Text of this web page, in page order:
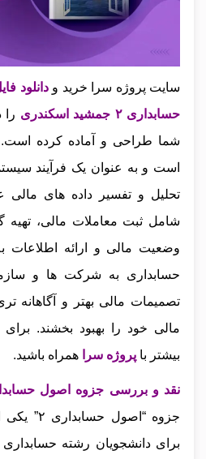
سایت پروژه سرا خرید و دانلود
حسابداری ۲ جمشید اسکندری
شما طراحی و آماده کرده است.
است و به عنوان یک فرآیند
تحلیل و تفسیر داده‌ های مالی
شامل ثبت معاملات مالی، تهیه
وضعیت مالی و ارائه اطلاعات
حسابداری به شرکت‌ ها و
تصمیمات مالی بهتر و آگاهانه‌
مالی خود را بهبود بخشند. برای
بیشتر با پروژه سرا همراه باشید.
نقد و بررسی جزوه اصول حسابداری ۲ جمشید
جزوه
“اصول
برای دانشجویان رشته